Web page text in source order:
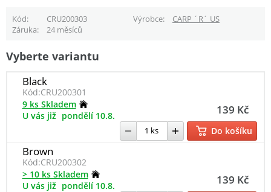
Kód CRU200303 Výrobce
CARP ´R´ US
Záruka
24 měsíců
Vyberte variantu
Black
Kód:CRU200301
139 Kč
9 ks Skladem
U vás již pondělí 10.8.
Do košíku
Brown
Kód:CRU200302
139 Kč
> 10 ks Skladem
U vás již pondělí 10.8.